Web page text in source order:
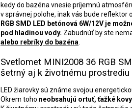
kedy do bazéna vnesie príjemnú
v správnej polohe, inak vás bude reflektor
RGB SMD LED betónová 6W/12V je
pod hladinou vody. Zabudnúť by ste
alebo rebríky do bazéna
Svetlomet MINI2008 36 RGB
šetrný aj k životnému prostrediu
LED žiarovky sú známe svojou
Okrem toho neobsahujú ortuť, ťažké